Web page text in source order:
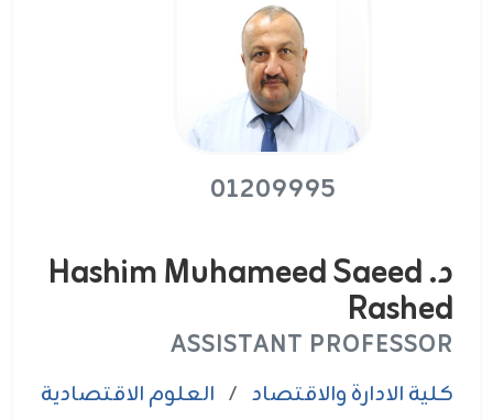
01209995
د. Hashim Muhameed Saeed
Rashed
ASSISTANT PROFESSOR
كلية الادارة والاقتصاد / العلوم الاقتصادية